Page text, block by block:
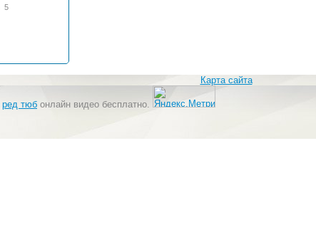
5
Карта сайта
ред тюб онлайн видео бесплатно.